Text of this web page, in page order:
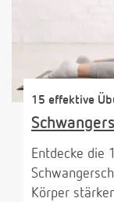
15 effektive
Entdecke die
Körper